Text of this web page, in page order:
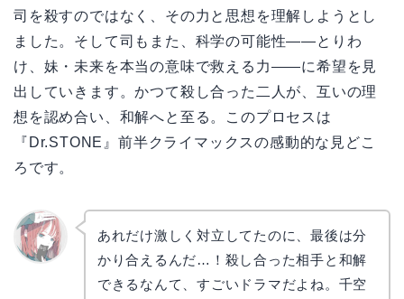
司を殺すのではなく、その力と思想を理解しようとし
ました。そして司もまた、科学の可能性——とりわ
け、妹・未来を本当の意味で救える力——に希望を見
出していきます。かつて殺し合った二人が、互いの理
想を認め合い、和解へと至る。このプロセスは
『Dr.STONE』前半クライマックスの感動的な見どこ
ろです。
あれだけ激しく対立してたのに、最後は分
かり合えるんだ…！殺し合った相手と和解
できるなんて、すごいドラマだよね。千空